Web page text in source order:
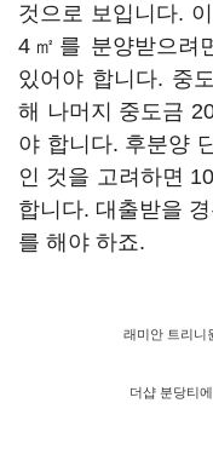
것으로 보입니다.
4㎡를 분양받으려
있어야 합니다. 중
해 나머지 중도금
야 합니다. 후분양
인 것을 고려하면
합니다. 대출받을
를 해야 하죠.
래미안 트리니
더샵 분당티